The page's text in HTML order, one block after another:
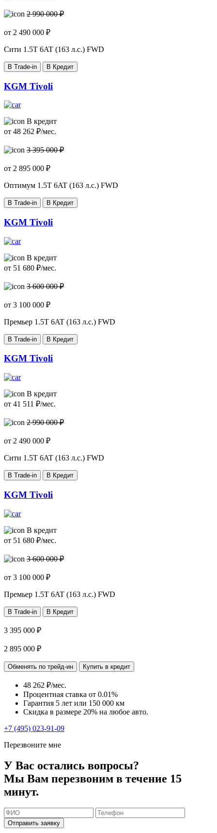
2 990 000 ₽
от 2 490 000 ₽
Сити 1.5T 6AT (163 л.с.) FWD
В Trade-in В Кредит
KGM Tivoli
В кредит
от 48 262 ₽/мес.
3 395 000 ₽
от 2 895 000 ₽
Оптимум 1.5T 6AT (163 л.с.) FWD
В Trade-in В Кредит
KGM Tivoli
В кредит
от 51 680 ₽/мес.
3 600 000 ₽
от 3 100 000 ₽
Премьер 1.5T 6AT (163 л.с.) FWD
В Trade-in В Кредит
KGM Tivoli
В кредит
от 41 511 ₽/мес.
2 990 000 ₽
от 2 490 000 ₽
Сити 1.5T 6AT (163 л.с.) FWD
В Trade-in В Кредит
KGM Tivoli
В кредит
от 51 680 ₽/мес.
3 600 000 ₽
от 3 100 000 ₽
Премьер 1.5T 6AT (163 л.с.) FWD
В Trade-in В Кредит
3 395 000 ₽
2 895 000 ₽
Обменять по трейд-ин Купить в кредит
48 262 ₽/мес.
Процентная ставка от 0.01%
Гарантия 5 лет или 150 000 км
Скидка в размере 20% на любое авто.
+7 (495) 023-91-09
Перезвоните мне
У Вас остались вопросы?
Мы Вам перезвоним в течение 15
минут.
Отправить заявку